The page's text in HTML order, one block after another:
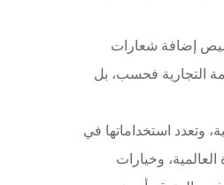
إضافة شعارات
التجارية فحسب، بل
وتعدد استخداماتها في
وخيارات